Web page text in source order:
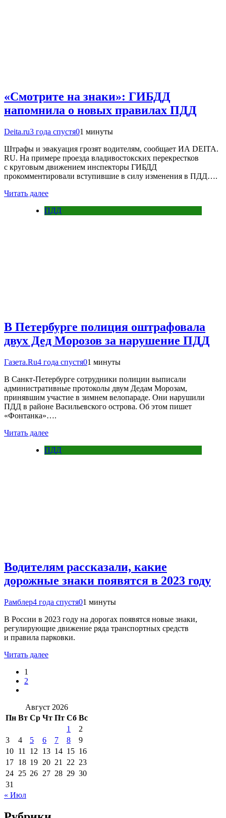
«Смотрите на знаки»: ГИБДД
напомнила о новых правилах ПДД
Deita.ru3 года спустя01 минуты
Штрафы и эвакуация грозят водителям, сообщает ИА DEITA.
RU. На примере проезда владивостокских перекрестков
с круговым движением инспекторы ГИБДД
прокомментировали вступившие в силу изменения в ПДД….
Читать далее
ПДД
В Петербурге полиция оштрафовала
двух Дед Морозов за нарушение ПДД
Газета.Ru4 года спустя01 минуты
В Санкт-Петербурге сотрудники полиции выписали
административные протоколы двум Дедам Морозам,
принявшим участие в зимнем велопараде. Они нарушили
ПДД в районе Васильевского острова. Об этом пишет
«Фонтанка»….
Читать далее
ПДД
Водителям рассказали, какие
дорожные знаки появятся в 2023 году
Рамблер4 года спустя01 минуты
В России в 2023 году на дорогах появятся новые знаки,
регулирующие движение ряда транспортных средств
и правила парковки.
Читать далее
1
2
Август 2026
Пн Вт Ср Чт Пт Сб Вс
1
2
3
4 5 6 7 8
9
10 11 12 13 14 15 16
17 18 19 20 21 22 23
24 25 26 27 28 29 30
31
« Июл